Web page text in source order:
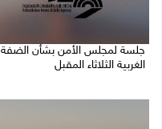
جلسة لمجلس الأمن بشأن الضفة
الغربية الثلاثاء المقبل